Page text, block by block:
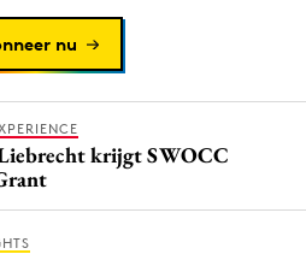
nu
krijgt SWOCC